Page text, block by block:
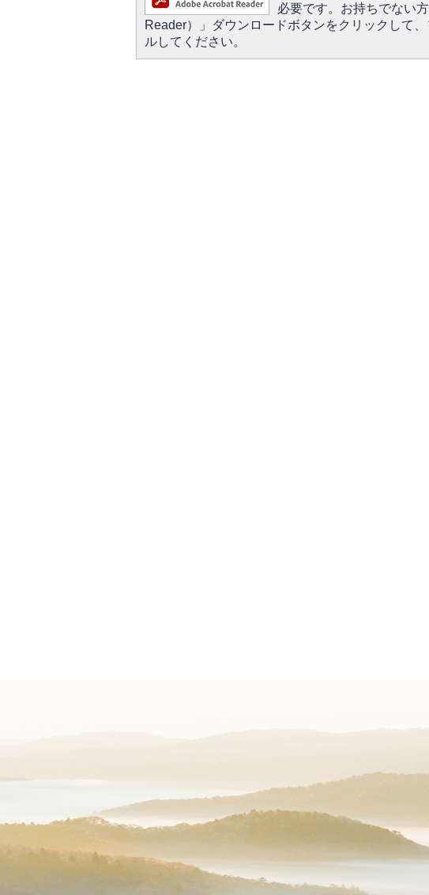
必要です。お持ちでない
Reader）」ダウンロードボタンをクリックして
ルしてください。